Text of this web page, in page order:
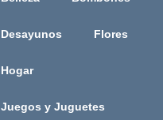
Desayunos Flores
Hogar
Juegos y Juguetes